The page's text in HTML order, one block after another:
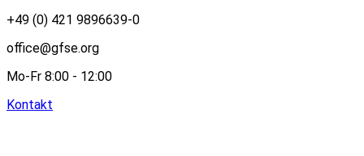
+49 (0) 421 9896639-0
office@gfse.org
Mo-Fr 8:00 - 12:00
Kontakt